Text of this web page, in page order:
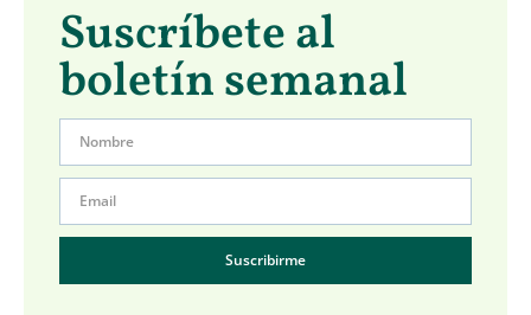
Suscríbete al
boletín semanal
Suscribirme